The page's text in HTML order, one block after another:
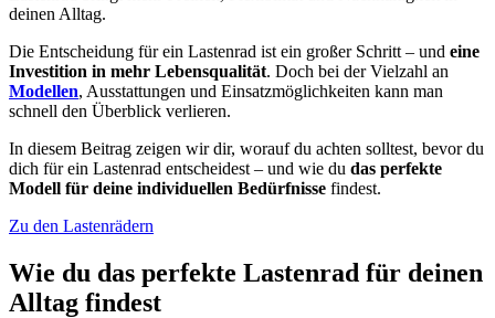
deinen Alltag.
Die Entscheidung für ein Lastenrad ist ein großer Schritt – und eine
Investition in mehr Lebensqualität. Doch bei der Vielzahl an
Modellen, Ausstattungen und Einsatzmöglichkeiten kann man
schnell den Überblick verlieren.
In diesem Beitrag zeigen wir dir, worauf du achten solltest, bevor du
dich für ein Lastenrad entscheidest – und wie du das perfekte
Modell für deine individuellen Bedürfnisse findest.
Zu den Lastenrädern
Wie du das perfekte Lastenrad für deinen
Alltag findest